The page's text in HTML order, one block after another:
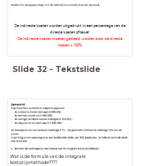
De indirecte kosten worden uitgedrukt in een percentage van de
directe kosten oftewel:
De indirecte kosten moeten gedeeld worden door de directe
kosten x 100%
Slide 32 - Tekstslide
Wat is de formule van de integrale
kostprijsmethode????